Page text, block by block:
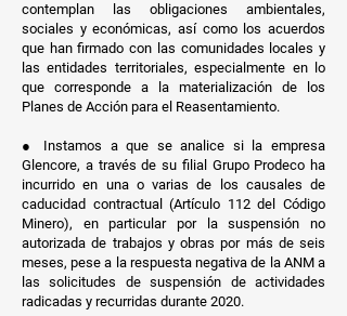
contemplan las obligaciones ambientales,
sociales y económicas, así como los acuerdos
que han firmado con las comunidades locales y
las entidades territoriales, especialmente en lo
que corresponde a la materialización de los
Planes de Acción para el Reasentamiento.
● Instamos a que se analice si la empresa
Glencore, a través de su filial Grupo Prodeco ha
incurrido en una o varias de los causales de
caducidad contractual (Artículo 112 del Código
Minero), en particular por la suspensión no
autorizada de trabajos y obras por más de seis
meses, pese a la respuesta negativa de la ANM a
las solicitudes de suspensión de actividades
radicadas y recurridas durante 2020.